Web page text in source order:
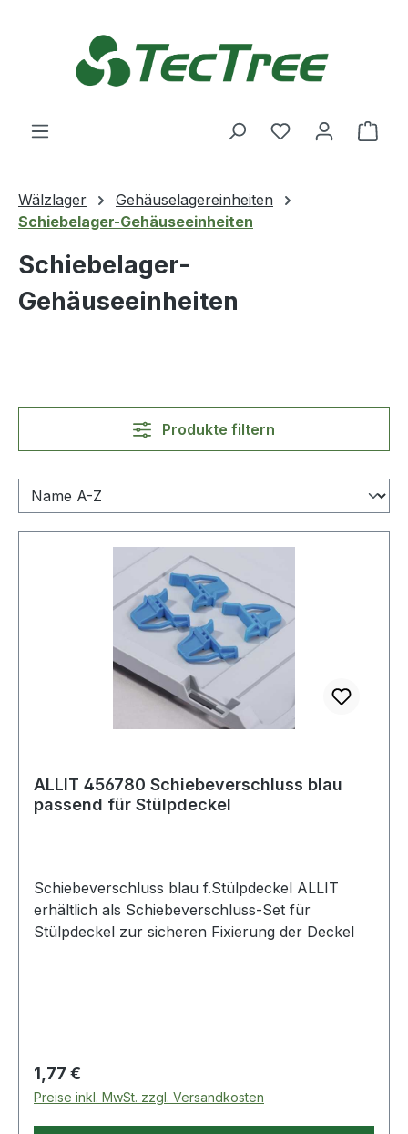
Du hast 0
Wälzlager
Gehäuselagereinheiten
Schiebelager-Gehäuseeinheiten
Schiebelager-
Gehäuseeinheiten
Produkte filtern
ALLIT 456780 Schiebeverschluss blau
passend für Stülpdeckel
Schiebeverschluss blau f.Stülpdeckel ALLIT
erhältlich als Schiebeverschluss-Set für
Stülpdeckel zur sicheren Fixierung der Deckel
Regulärer Preis:
1,77 €
Preise inkl. MwSt. zzgl. Versandkosten